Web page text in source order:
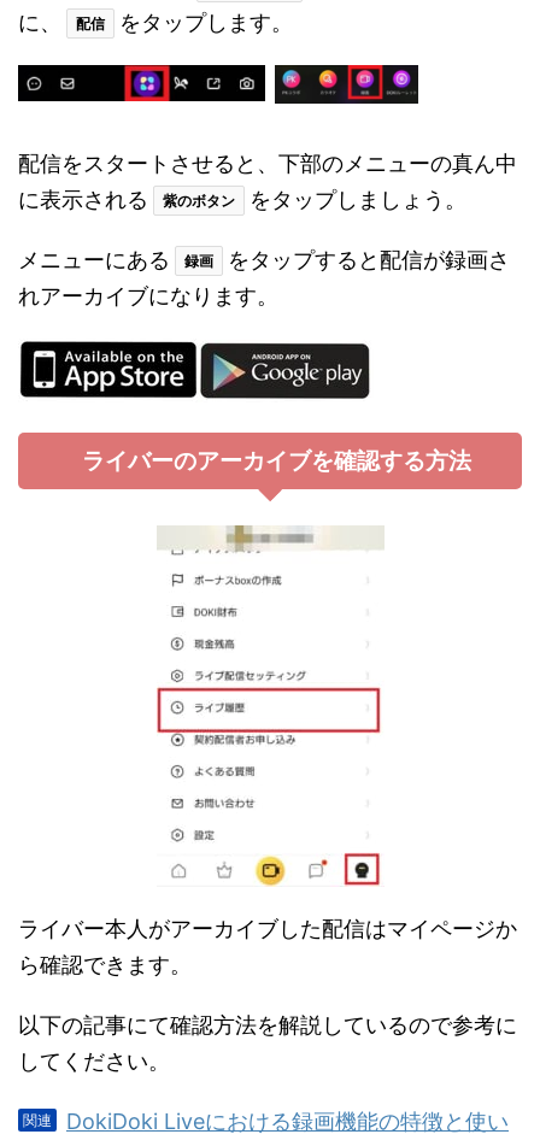
に、
配信 をタップします。
配信をスタートさせると、下部のメニューの真ん中
に表示される
紫のボタン をタップしましょう。
メニューにある 録画
をタップすると配信が録画さ
れアーカイブになります。
ライバーのアーカイブを確認する方法
ライバー本人がアーカイブした配信はマイページか
ら確認できます。
以下の記事にて確認方法を解説しているので参考に
してください。
DokiDoki Liveにおける録画機能の特徴と使い